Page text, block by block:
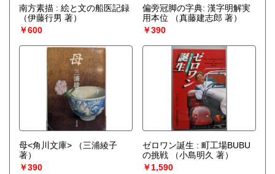
南方素描 : 絵と文の船医記録
（伊藤行男 著）
￥600
偏旁冠脚の字典: 漢字明解実
用本位
（真藤建志郎 著）
￥390
母<角川文庫>
（三浦綾子
著）
￥390
ゼロワン誕生 : 町工場BUBU
の挑戦
（小島明久 著）
￥1,590